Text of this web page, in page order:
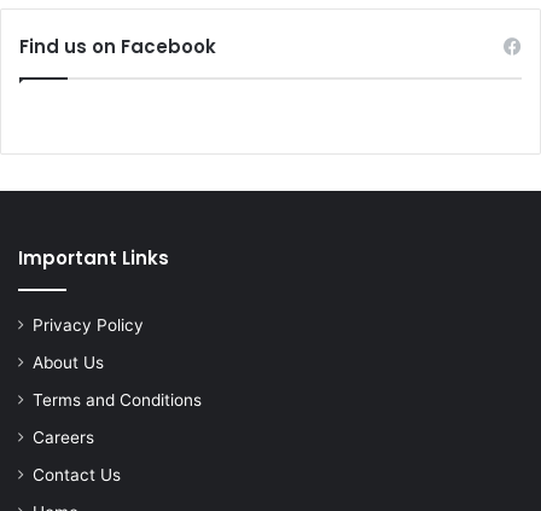
Find us on Facebook
Important Links
Privacy Policy
About Us
Terms and Conditions
Careers
Contact Us